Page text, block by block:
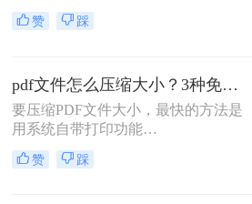
了大量的存储空间，还影响了文件的
上传速度和分享效率。那么pdf文件过
松解决PDF文件过大的问题。
赞 踩
pdf文件怎么压缩大小？3种免费+1种专业方法全攻略（附决策表）！
要压缩PDF文件大小，最快的方法是
用系统自带打印功能
（Windows/macOS均支持）或在线免
费工具（如PDFmao、转转大师）直
赞 踩